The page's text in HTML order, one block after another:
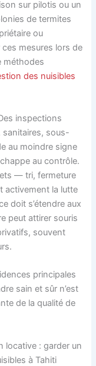
sur pilotis ou un
de termites
ou
mesures lors de
méthodes
des nuisibles
inspections
sanitaires, sous-
au moindre signe
au contrôle.
— tri, fermeture
activement la lutte
doit s’étendre aux
peut attirer souris
souvent
principales
sain et sûr n’est
de la qualité de
locative : garder un
à Tahiti